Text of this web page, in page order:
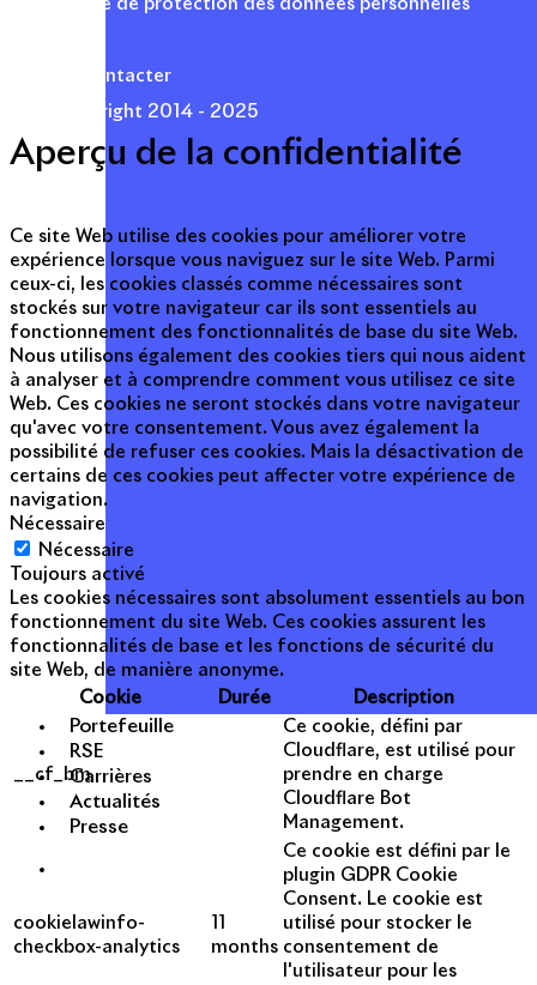
Portefeuille
RSE
Carrières
Actualités
Presse
Politique de protection des données personnelles
Nous contacter
© Copyright 2014 - 2025
Aperçu de la confidentialité
Ce site Web utilise des cookies pour améliorer votre
expérience lorsque vous naviguez sur le site Web. Parmi
ceux-ci, les cookies classés comme nécessaires sont
stockés sur votre navigateur car ils sont essentiels au
fonctionnement des fonctionnalités de base du site Web.
Nous utilisons également des cookies tiers qui nous aident
à analyser et à comprendre comment vous utilisez ce site
Web. Ces cookies ne seront stockés dans votre navigateur
qu'avec votre consentement. Vous avez également la
possibilité de refuser ces cookies. Mais la désactivation de
certains de ces cookies peut affecter votre expérience de
navigation.
Nécessaire
Nécessaire
Toujours activé
Les cookies nécessaires sont absolument essentiels au bon
fonctionnement du site Web. Ces cookies assurent les
fonctionnalités de base et les fonctions de sécurité du
site Web, de manière anonyme.
Cookie
Durée Description
__cf_bm
Ce cookie, défini par
Cloudflare, est utilisé pour
prendre en charge
Cloudflare Bot
Management.
cookielawinfo-
checkbox-analytics
months
Ce cookie est défini par le
plugin GDPR Cookie
Consent. Le cookie est
utilisé pour stocker le
consentement de
l'utilisateur pour les